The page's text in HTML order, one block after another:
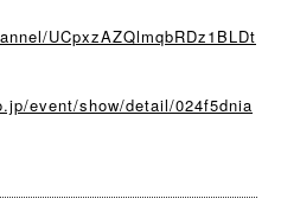
UCpxzAZQlmqbRDz1BLDt
event/show/detail/024f5dnia